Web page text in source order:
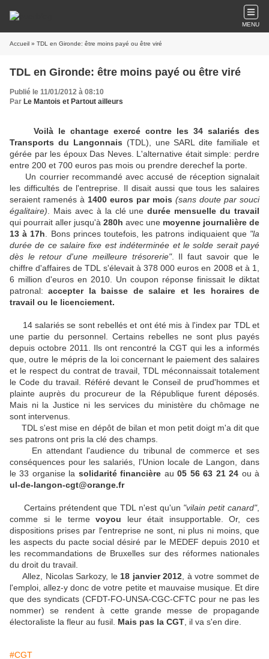
MENU
Accueil » TDL en Gironde: être moins payé ou être viré
TDL en Gironde: être moins payé ou être viré
Publié le 11/01/2012 à 08:10
Par Le Mantois et Partout ailleurs
Voilà le chantage exercé contre les 34 salariés des
Transports du Langonnais (TDL), une SARL dite familiale et
gérée par les époux Das Neves. L'alternative était simple: perdre
entre 200 et 700 euros pas mois ou prendre derechef la porte.
Un courrier recommandé avec accusé de réception signalait
les difficultés de l'entreprise. Il disait aussi que tous les salaires
seraient ramenés à 1400 euros par mois (sans doute par souci
égalitaire) . Mais avec à la clé unedurée mensuelle du travail
qui pourrait aller jusqu'à 280h avec une moyenne journalière de
13 à 17h . Bons princes toutefois, les patrons indiquaient que "la
durée de ce salaire fixe est indéterminée et le solde serait payé
dès le retour d'une meilleure trésorerie". Il faut savoir que le
chiffre d'affaires de TDL s'élevait à 378 000 euros en 2008 et à 1,
6 million d'euros en 2010. Un coupon réponse finissait le diktat
patronal:accepter la baisse de salaire et les horaires de
travail ou le licenciement.
14 salariés se sont rebellés et ont été mis à l'index par TDL et
une partie du personnel. Certains rebelles ne sont plus payés
depuis octobre 2011. Ils ont rencontré la CGT qui les a informés
que, outre le mépris de la loi concernant le paiement des salaires
et le respect du contrat de travail, TDL méconnaissait totalement
le Code du travail. Référé devant le Conseil de prud'hommes et
plainte auprès du procureur de la République furent déposés.
Mais ni la Justice ni les services du ministère du chômage ne
sont intervenus.
TDL s'est mise en dépôt de bilan et mon petit doigt m'a dit que
ses patrons ont pris la clé des champs.
En attendant l'audience du tribunal de commerce et ses
conséquences pour les salariés, l'Union locale de Langon, dans
le 33 organise la solidarité financière au05 56 63 21 24 ou à
ul-de-langon-cgt@orange.fr
Certains prétendent que TDL n'est qu'un "vilain petit canard",
comme si le termevoyou leur était insupportable. Or, ces
dispositions prises par l'entreprise ne sont, ni plus ni moins, que
les aspects du pacte social désiré par le MEDEF depuis 2010 et
les recommandations de Bruxelles sur des réformes nationales
du droit du travail.
Allez, Nicolas Sarkozy, le 18 janvier 2012 , à votre sommet de
l'emploi, allez-y donc de votre petite et mauvaise musique. Et dire
que des syndicats (CFDT-FO-UNSA-CGC-CFTC pour ne pas les
nommer) se rendent à cette grande messe de propagande
électoraliste la fleur au fusil. Mais pas la CGT , il va s'en dire.
#CGT